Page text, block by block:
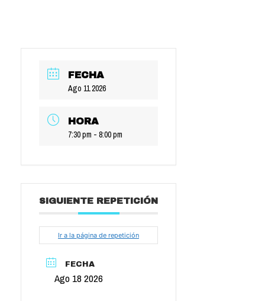
FECHA
Ago 11 2026
HORA
7:30 pm - 8:00 pm
SIGUIENTE REPETICIÓN
Ir a la página de repetición
FECHA
Ago 18 2026